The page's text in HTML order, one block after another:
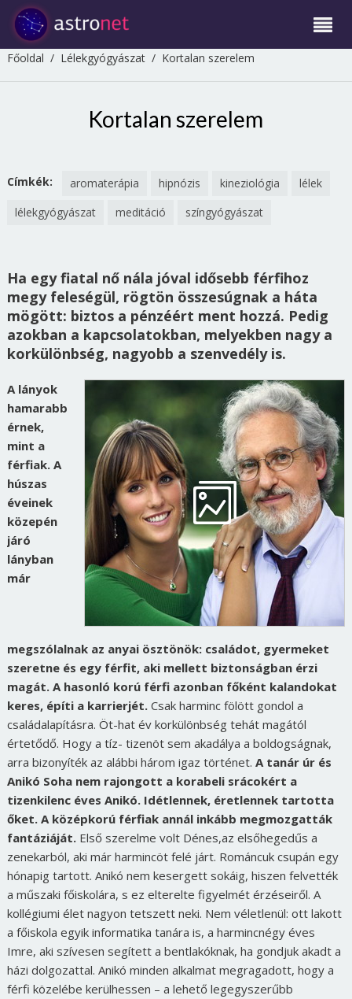
Főoldal / Lélekgyógyászat/ Kortalan szerelem
Kortalan szerelem
Címkék: aromaterápia hipnózis kineziológia
lélek
lélekgyógyászat
meditáció színgyógyászat
Ha egy fiatal nő nála jóval idősebb férfihoz
megy feleségül, rögtön összesúgnak a háta
mögött: biztos a pénzéért ment hozzá. Pedig
azokban a kapcsolatokban, melyekben nagy a
korkülönbség, nagyobb a szenvedély is.
A lányok
hamarabb
érnek,
mint a
férfiak. A
húszas
éveinek
közepén
járó
lányban
már
megszólalnak az anyai ösztönök: családot, gyermeket
szeretne és egy férfit, aki mellett biztonságban érzi
magát. A hasonló korú férfi azonban főként kalandokat
keres, építi a karrierjét.Csak harminc fölött gondol a
családalapításra. Öt-hat év korkülönbség tehát magától
értetődő. Hogy a tíz- tizenöt sem akadálya a boldogságnak,
arra bizonyíték az alábbi három igaz történet. A tanár úr és
Anikó Soha nem rajongott a korabeli srácokért a
tizenkilenc éves Anikó. Idétlennek, éretlennek tartotta
őket. A középkorú férfiak annál inkább megmozgatták
fantáziáját. Első szerelme volt Dénes,az elsőhegedűs a
zenekarból, aki már harmincöt felé járt. Románcuk csupán egy
hónapig tartott. Anikó nem kesergett sokáig, hiszen felvették
a műszaki főiskolára, s ez elterelte figyelmét érzéseiről. A
kollégiumi élet nagyon tetszett neki. Nem véletlenül: ott lakott
a főiskola egyik informatika tanára is, a harmincnégy éves
Imre, aki szívesen segített a bentlakóknak, ha gondjuk akadt a
házi dolgozattal. Anikó minden alkalmat megragadott, hogy a
férfi közelébe kerülhessen – a lehető legegyszerűbb